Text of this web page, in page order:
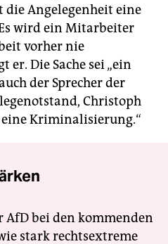
die Angelegenheit eine
wird ein Mitarbeiter
vorher nie
er. Die Sache sei „ein
der Sprecher der
Christoph
Kriminalisierung.“
AfD bei den kommenden
stark rechtsextreme